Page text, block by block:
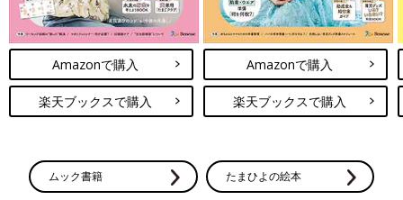
こちらも元気をもらえました。そのパワーの源は、家族への深い
愛情にあるのかもしれません。
※辻希美さんの辻の字は、しんにょうの点1つが正式表記です。
辻希美さん（つじのぞみ）
Amazonで購入
楽天ブックスで購入
Amazonで購入
楽天ブックスで購入
ムック書籍 たまひよの絵本